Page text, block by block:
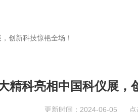
创新科技惊艳全场！
精科亮相中国科仪展，
更新时间：2024-06-05 点